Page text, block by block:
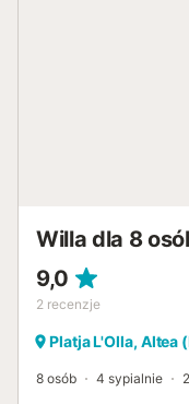
Willa dla 8
9,0
2 recenzje
Platja L'Olla, Altea
8 osób 4 sypialnie